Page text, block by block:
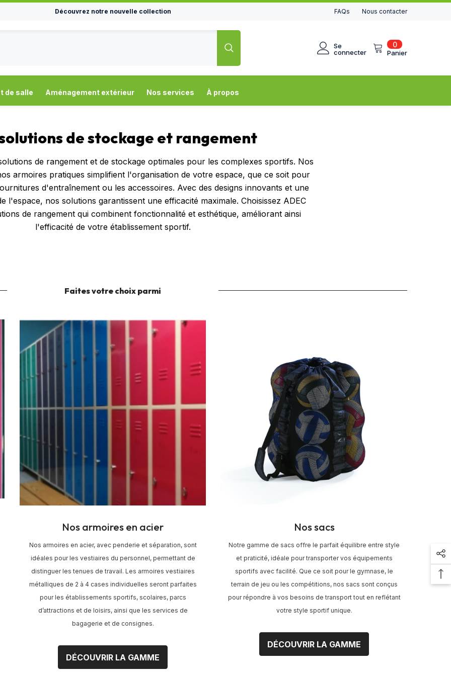
Découvrez notre nouvelle collection FAQs Nous contacter
00
article
Panier
Se
connecter
de salle Aménagement extérieur Nos services À propos
de stockage et rangement
de rangement et de stockage optimales pour les complexes sportifs. Nos
armoires pratiques simplifient l'organisation de votre espace, que ce soit pour
d'entraînement ou les accessoires. Avec des designs innovants et une
l'espace, nos solutions garantissent une efficacité maximale. Choisissez ADEC
de rangement qui combinent fonctionnalité et esthétique, améliorant ainsi
l'efficacité de votre établissement sportif.
Faites votre choix parmi
Nos armoires en acier
Nos armoires en acier, avec penderie et séparation, sont
idéales pour les vestiaires du personnel, permettant de
distinguer les tenues de travail. Les armoires vestiaires
métalliques de 2 à 4 cases individuelles seront parfaites
pour les établissements sportifs, scolaires, parcs
d’attractions et de loisirs, ainsi que les services de
bagagerie et de consignes.
DÉCOUVRIR LA GAMME
Nos sacs
Notre gamme de sacs offre le parfait équilibre entre style
et praticité, idéale pour transporter vos équipements
sportifs avec facilité. Que ce soit pour le gymnase, le
terrain de jeu ou les compétitions, nos sacs sont conçus
pour répondre à vos besoins de transport tout en reflétant
votre style sportif unique.
DÉCOUVRIR LA GAMME